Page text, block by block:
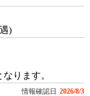
)
ります。
情報確認日 2026/8/3